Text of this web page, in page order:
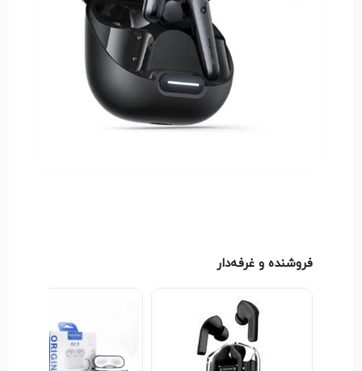
نوع اتصال: بلوتوثی، نسخه 5.3 (برد 10 متر)
استاندارد مقاومت: IPX4 (مقاوم در برابر پاشش آب)
فروشنده و غرفه‌دار